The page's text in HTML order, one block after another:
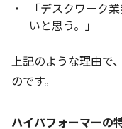
「デスクワーク
いと思う。」
上記のような理由で
のです。
ハイパフォーマーの